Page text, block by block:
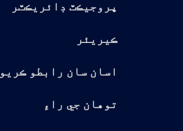
پروجيڪٽ ڊائريڪٽر
ڪيريئر
اسان سان رابطو ڪريو
توهان جي راءِ